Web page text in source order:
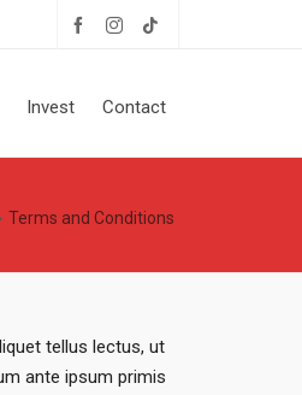
Invest Contact
Terms and Conditions
tellus lectus, ut
ante ipsum primis